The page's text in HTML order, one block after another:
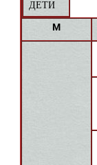
ДЕТИ
M